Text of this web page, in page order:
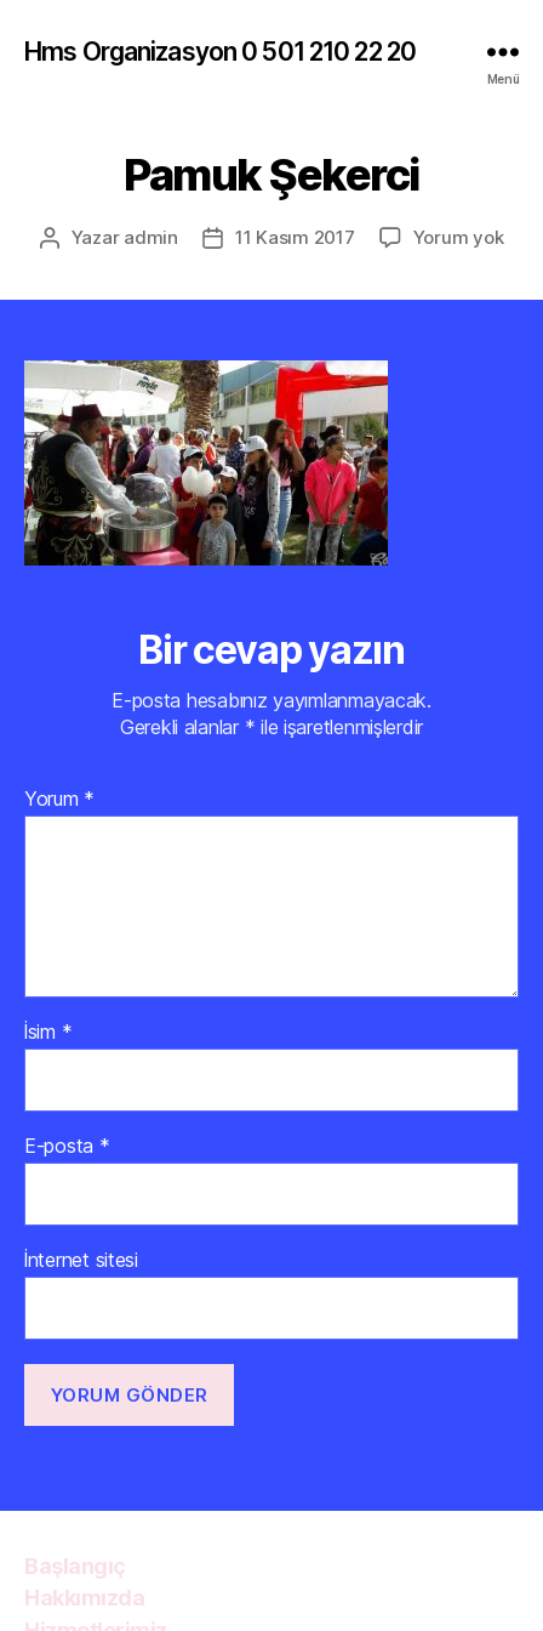
Hms Organizasyon 0 501 210 22 20
Menü
Pamuk Şekerci
Yazının
Yazar admin
Yazı11 Kasım 2017 Yorum yok
Bir cevap yazın
E-posta hesabınız yayımlanmayacak.
Gerekli alanlar * ile işaretlenmişlerdir
Yorum *
İsim *
E-posta *
İnternet sitesi
Başlangıç
Hakkımızda